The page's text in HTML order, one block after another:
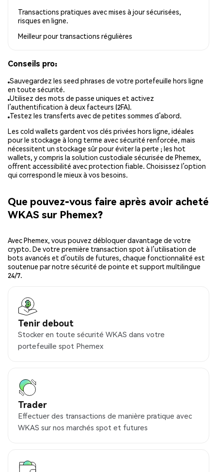
Transactions pratiques avec mises à jour sécurisées,
risques en ligne.
Meilleur pour transactions régulières
Conseils pro:
Sauvegardez les seed phrases de votre portefeuille hors ligne
en toute sécurité.
Utilisez des mots de passe uniques et activez
l’authentification à deux facteurs (2FA).
Testez les transferts avec de petites sommes d’abord.
Les cold wallets gardent vos clés privées hors ligne, idéales
pour le stockage à long terme avec sécurité renforcée, mais
nécessitent un stockage sûr pour éviter la perte ; les hot
wallets, y compris la solution custodiale sécurisée de Phemex,
offrent accessibilité avec protection fiable. Choisissez l’option
qui correspond le mieux à vos besoins.
Que pouvez-vous faire après avoir acheté
WKAS sur Phemex?
Avec Phemex, vous pouvez débloquer davantage de votre
crypto. De votre première transaction spot à l’utilisation de
bots avancés et d’outils de futures, chaque fonctionnalité est
soutenue par notre sécurité de pointe et support multilingue
24/7.
Tenir debout
Stocker en toute sécurité WKAS dans votre
portefeuille spot Phemex
Trader
Effectuer des transactions de manière pratique avec
WKAS sur nos marchés spot et futures